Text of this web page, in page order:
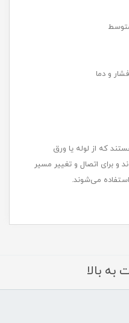
و دما
که از لوله یا ورق
برای اتصال و تغییر مسیر
می‌شوند.
به بالا